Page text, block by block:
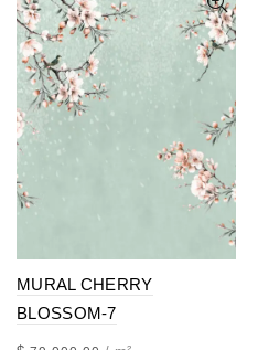
MURAL CHERRY
BLOSSOM-7